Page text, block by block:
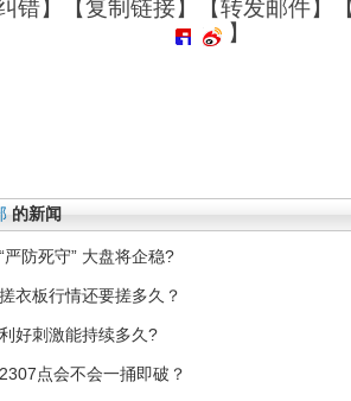
错】【复制链接】【转发邮件】
】
的新闻
防死守” 大盘将企稳?
衣板行情还要搓多久？
好刺激能持续多久?
点会不会一捅即破？